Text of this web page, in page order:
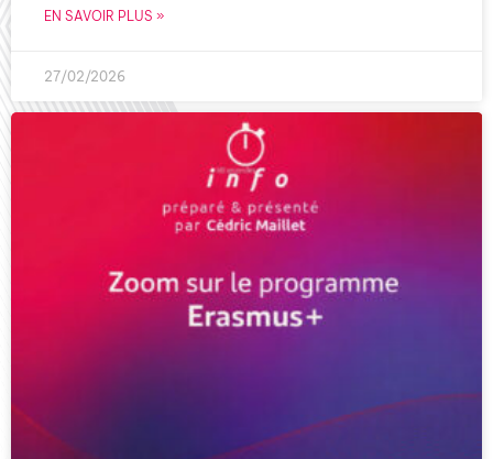
EN SAVOIR PLUS »
27/02/2026